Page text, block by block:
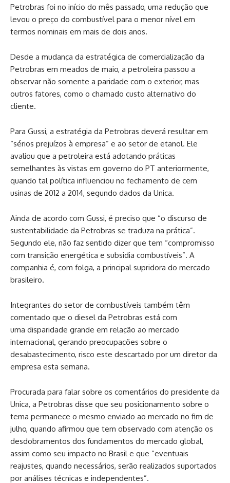
Petrobras foi no início do mês passado, uma redução que
levou o preço do combustível para o menor nível em
termos nominais em mais de dois anos.
Desde a mudança da estratégica de comercialização da
Petrobras em meados de maio, a petroleira passou a
observar não somente a paridade com o exterior, mas
outros fatores, como o chamado custo alternativo do
cliente.
Para Gussi, a estratégia da Petrobras deverá resultar em
“sérios prejuízos à empresa” e ao setor de etanol. Ele
avaliou que a petroleira está adotando práticas
semelhantes às vistas em governo do PT anteriormente,
quando tal política influenciou no fechamento de cem
usinas de 2012 a 2014, segundo dados da Unica.
Ainda de acordo com Gussi, é preciso que “o discurso de
sustentabilidade da Petrobras se traduza na prática”.
Segundo ele, não faz sentido dizer que tem “compromisso
com transição energética e subsidia combustíveis”. A
companhia é, com folga, a principal supridora do mercado
brasileiro.
Integrantes do setor de combustíveis também têm
comentado que o diesel da Petrobras está com
uma disparidade grande em relação ao mercado
internacional, gerando preocupações sobre o
desabastecimento, risco este descartado por um diretor da
empresa esta semana.
Procurada para falar sobre os comentários do presidente da
Unica, a Petrobras disse que seu posicionamento sobre o
tema permanece o mesmo enviado ao mercado no fim de
julho, quando afirmou que tem observado com atenção os
desdobramentos dos fundamentos do mercado global,
assim como seu impacto no Brasil e que “eventuais
reajustes, quando necessários, serão realizados suportados
por análises técnicas e independentes”.